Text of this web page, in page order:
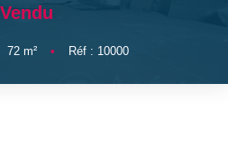
AGENCE
Vendu
72m² • Réf : 10000